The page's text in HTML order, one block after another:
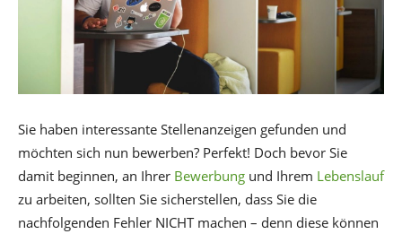
Sie haben interessante Stellenanzeigen gefunden und
möchten sich nun bewerben? Perfekt! Doch bevor Sie
damit beginnen, an Ihrer Bewerbung und Ihrem Lebenslauf
zu arbeiten, sollten Sie sicherstellen, dass Sie die
nachfolgenden Fehler NICHT machen – denn diese können